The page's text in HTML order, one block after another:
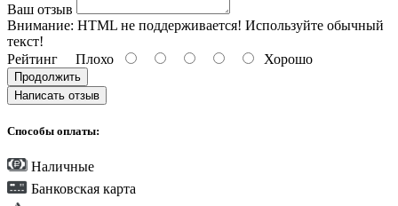
Ваш отзыв
Внимание: HTML не поддерживается! Используйте обычный
текст!
Рейтинг Плохо Хорошо
Продолжить
Написать отзыв
Способы оплаты:
Наличные
Банковская карта